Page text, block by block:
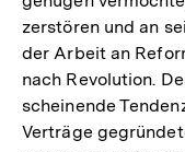
zerstören und an
der Arbeit an
nach Revolution.
scheinende
Verträge